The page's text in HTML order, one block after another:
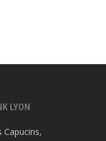
LYON
Capucins,